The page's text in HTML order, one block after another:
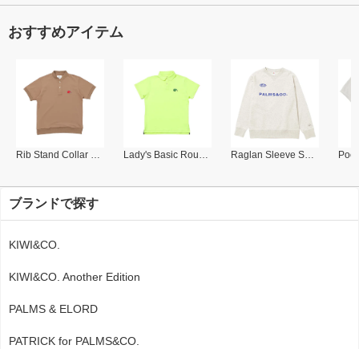
おすすめアイテム
Rib Stand Collar Polo Lady's Basic Round Collar Polo Raglan Sleeve Sweat Shirt
ブランドで探す
KIWI&CO.
KIWI&CO. Another Edition
PALMS & ELORD
PATRICK for PALMS&CO.